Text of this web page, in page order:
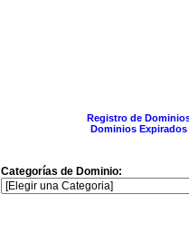
Registro de
Dominios Expirados
Categorías de Dominio: